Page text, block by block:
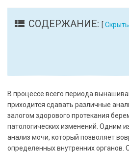
СОДЕРЖАНИЕ: [ Скрыть
В процессе всего периода
приходится сдавать различные
залогом здорового протекания
патологических изменений. Одним
анализ мочи, который позволяет
определенных внутренних органов.